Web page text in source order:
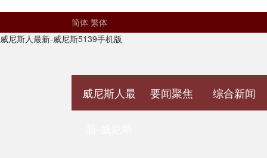
简体 繁体
威尼斯人最新-威尼斯5139手机版
威尼斯人最 要闻聚焦 综合新闻